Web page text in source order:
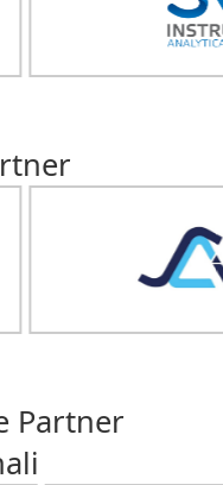
Partner